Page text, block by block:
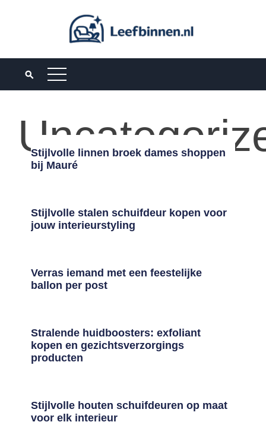
Stijlvolle linnen broek dames shoppen
bij Mauré
Stijlvolle stalen schuifdeur kopen voor
jouw interieurstyling
Verras iemand met een feestelijke
ballon per post
Stralende huidboosters: exfoliant
kopen en gezichtsverzorgings
producten
Stijlvolle houten schuifdeuren op maat
voor elk interieur